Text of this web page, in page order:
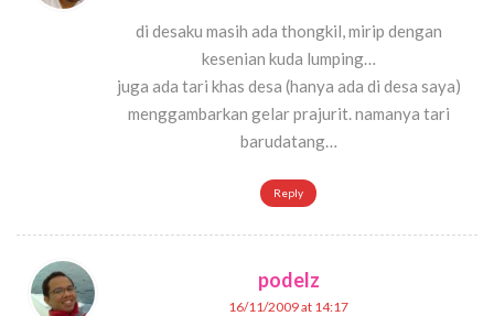
di desaku masih ada thongkil, mirip dengan
kesenian kuda lumping…
juga ada tari khas desa (hanya ada di desa saya)
menggambarkan gelar prajurit. namanya tari
barudatang…
Reply
podelz
16/11/2009 at 14:17